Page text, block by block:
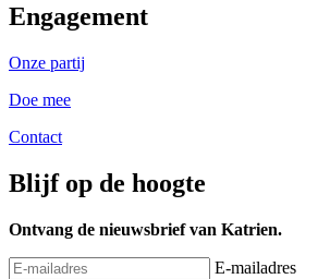
Engagement
Onze partij
Doe mee
Contact
Blijf op de hoogte
Ontvang de nieuwsbrief van Katrien.
E-mailadres